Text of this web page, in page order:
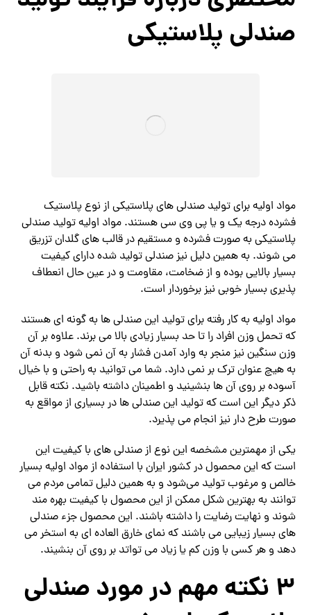
صندلی پلاستیکی
مواد اولیه برای تولید صندلی های پلاستیکی از نوع پلاستیک
فشرده درجه یک و یا پی وی سی هستند. مواد اولیه تولید صندلی
پلاستیکی به صورت فشرده و مستقیم در قالب های گلدان تزریق
می شوند. به همین دلیل نیز صندلی تولید شده دارای کیفیت
بسیار بالایی بوده و از ضخامت، مقاومت و در عین حال انعطاف
پذیری بسیار خوبی نیز برخوردار است.
مواد اولیه به کار رفته برای تولید این صندلی ها به گونه ای هستند
که تحمل وزن افراد را تا حد بسیار زیادی بالا می برند. علاوه بر آن
وزن سنگین نیز منجر به وارد آمدن فشار به آن نمی شود و بدنه آن
به هیچ عنوان ترک بر نمی دارد. شما می توانید به راحتی و با خیال
آسوده بر روی آن ها بنشینید و اطمینان داشته باشید. نکته قابل
ذکر دیگر این است که تولید این صندلی ها در بسیاری از مواقع به
صورت طرح دار نیز انجام می پذیرد.
یکی از مهمترین مشخصه این نوع از صندلی های با کیفیت این
است که این محصول در کشور ایران با استفاده از مواد اولیه بسیار
خالص و مرغوب تولید می‌شود و به همین دلیل تمامی مردم می
توانند به بهترین شکل ممکن از این محصول با کیفیت بهره مند
شوند و نهایت رضایت را داشته باشند. این محصول جزء صندلی
های بسیار زیبایی می باشند که نمای خارق العاده ای به استخر می
دهد و هر کسی با وزن کم یا زیاد می تواتد بر روی آن بنشیند.
3 نکته مهم در مورد صندلی